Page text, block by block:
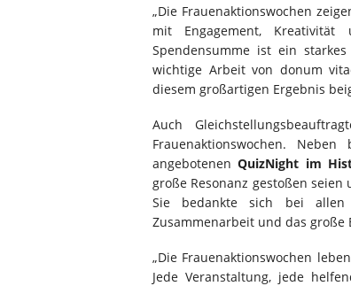
„Die Frauenaktionswochen
mit Engagement,
Spendensumme ist ein
wichtige Arbeit von donum
diesem großartigen Ergebnis
Auch
Frauenaktionswochen.
angebotenenQuizNight im
große Resonanz gestoßen
Sie bedankte sich bei allen
Zusammenarbeit und das große
„Die Frauenaktionswochen
Jede Veranstaltung, jede